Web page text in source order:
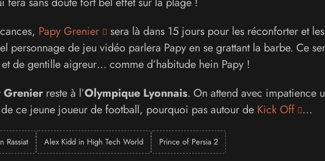
Papy Grenier
sera là dans 15 jours pour les réconforter et les
personnage de jeu vidéo parlera Papy en se grattant la barbe. Ce
de gentille aigreur… comme d’habitude hein Papy !
Grenierreste à l’Olympique Lyonnais. On attend avec impatience
ce jeune joueur de football, pourquoi pas autour de Kick Off …
Rassiat Alex Kidd in High Tech World Prince of Persia 2